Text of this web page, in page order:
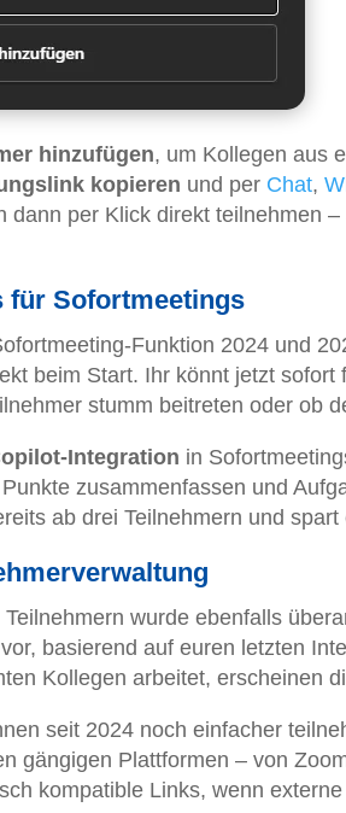
hinzufügen, um Kollegen aus
kopieren und per Chat,
dann per Klick direkt teilnehmen
für Sofortmeetings
Funktion 2024 und
beim Start. Ihr könnt jetzt
stumm beitreten oder ob
Integration in
zusammenfassen und
ab drei Teilnehmern und
wurde ebenfalls
vor, basierend auf euren letzten
Kollegen arbeitet, erscheinen
seit 2024 noch einfacher
gängigen Plattformen – von
kompatible Links, wenn